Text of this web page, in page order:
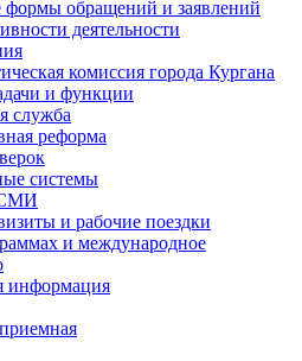
формы обращений и заявлений
деятельности
комиссия города Кургана
и функции
служба
реформа
системы
и рабочие поездки
и международное
информация